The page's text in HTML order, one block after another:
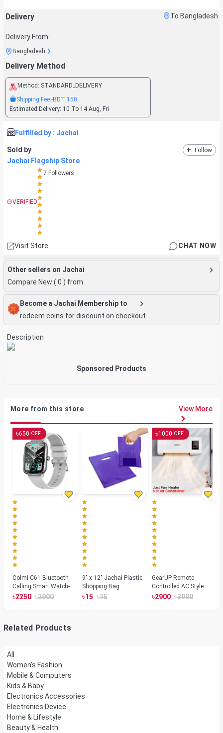
Delivery To Bangladesh
Delivery From:
Bangladesh
Delivery Method
Method: STANDARD_DELIVERY
Shipping Fee:-BDT 150
Estimated Delivery: 10 To 14 Aug, Fri
Fulfilled by : Jachai
Sold by + Follow
Jachai Flagship Store
VERIFIED
7 Followers
Visit Store CHAT NOW
Other sellers on Jachai
Compare New ( 0 ) from
Become a Jachai Membership to
redeem coins for discount on checkout
Description
Sponsored Products
More from this store View More
৳650 OFF
Colmi C61 Bluetooth
Calling Smart Watch-
Silver Color
৳2250 ৳2900
9" x 12" Jachai Plastic
Shopping Bag
৳15 ৳15
৳1000 OFF
GearUP Remote
Controlled AC Style
Room Heater 1800
৳2900 ৳3900
Related Products
All
Women's Fashion
Mobile & Computers
Kids & Baby
Electronics Accessories
Electronics Device
Home & Lifestyle
Beauty & Health